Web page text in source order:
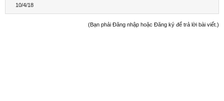
10/4/18
(Bạn phải Đăng nhập hoặc Đăng ký để trả lời bài viết.)